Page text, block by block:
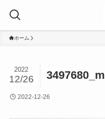
ホーム
3497680_m
2022
12/26
2022-12-26